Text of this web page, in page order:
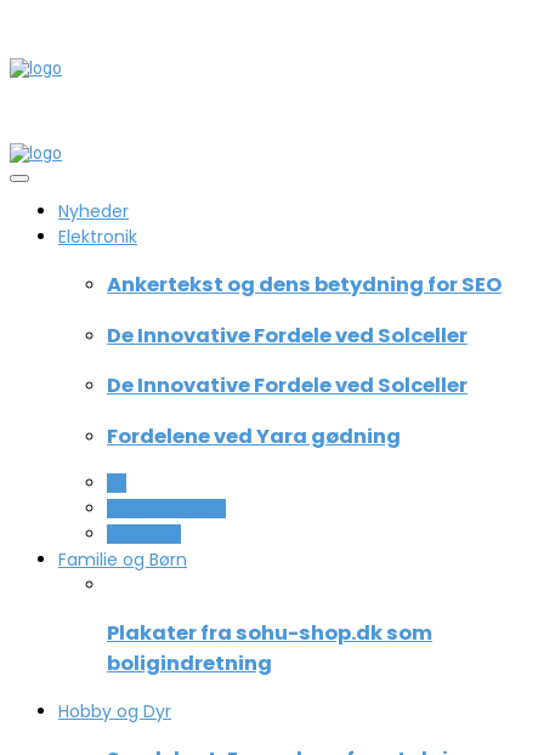
Nyheder
Elektronik
Ankertekst og dens betydning for SEO
De Innovative Fordele ved Solceller
De Innovative Fordele ved Solceller
Fordelene ved Yara gødning
Familie og Børn
Plakater fra sohu-shop.dk som
boligindretning
Hobby og Dyr